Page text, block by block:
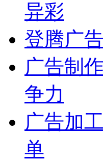
异彩
登腾广
广告制
争力
广告加
单